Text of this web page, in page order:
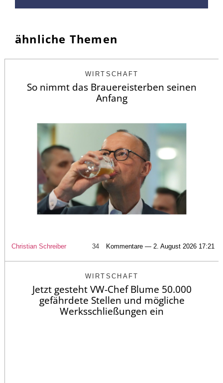
ähnliche Themen
WIRTSCHAFT
So nimmt das Brauereisterben seinen
Anfang
Christian Schreiber 34 Kommentare — 2. August 2026 17:21
WIRTSCHAFT
Jetzt gesteht VW-Chef Blume 50.000
gefährdete Stellen und mögliche
Werksschließungen ein